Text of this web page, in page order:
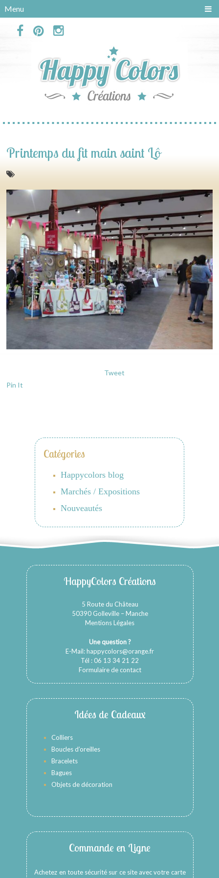
Menu
Printemps du fit main saint Lô
Tweet
Pin It
Catégories
Happycolors blog
Marchés / Expositions
Nouveautés
HappyColors Créations
5 Route du Château
50390 Golleville – Manche
Mentions Légales
Une question ?
E-Mail:happycolors@orange.fr
Tél : 06 13 34 21 22
Formulaire de contact
Idées de Cadeaux
Colliers
Boucles d’oreilles
Bracelets
Bagues
Objets de décoration
Commande en Ligne
Achetez en toute sécurité sur ce site avec votre carte
Panneau de gestion des cookies